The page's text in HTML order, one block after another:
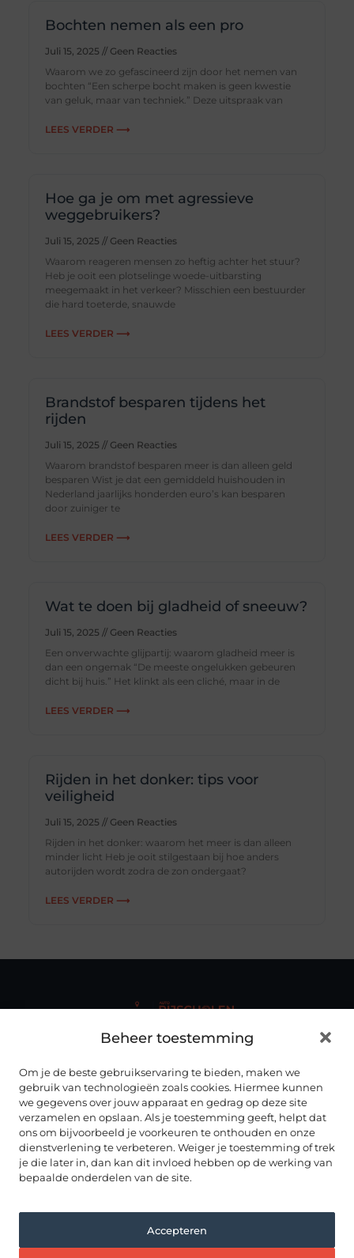
Beheer toestemming
Om je de beste gebruikservaring te bieden, maken we
gebruik van technologieën zoals cookies. Hiermee kunnen
we gegevens over jouw apparaat en gedrag op deze site
verzamelen en opslaan. Als je toestemming geeft, helpt dat
ons om bijvoorbeeld je voorkeuren te onthouden en onze
dienstverlening te verbeteren. Weiger je toestemming of trek
je die later in, dan kan dit invloed hebben op de werking van
bepaalde onderdelen van de site.
Accepteren
Bochten nemen als een pro
Juli 15, 2025
Geen Reacties
Waarom we zo gefascineerd zijn door het nemen van
bochten “Een scherpe bocht maken is geen kwestie
van geluk, maar van techniek.” Deze uitspraak van
LEES VERDER ⟶
Hoe ga je om met agressieve
weggebruikers?
Juli 15, 2025
Geen Reacties
Waarom reageren mensen zo heftig achter het stuur?
Heb je ooit een plotselinge woede-uitbarsting
meegemaakt in het verkeer? Misschien een bestuurder
die hard toeterde, snauwde
LEES VERDER ⟶
Brandstof besparen tijdens het
rijden
Juli 15, 2025
Geen Reacties
Waarom brandstof besparen meer is dan alleen geld
besparen Wist je dat een gemiddeld huishouden in
Nederland jaarlijks honderden euro’s kan besparen
door zuiniger te
LEES VERDER ⟶
Wat te doen bij gladheid of sneeuw?
Juli 15, 2025
Geen Reacties
Een onverwachte glijpartij: waarom gladheid meer is
dan een ongemak “De meeste ongelukken gebeuren
dicht bij huis.” Het klinkt als een cliché, maar in de
LEES VERDER ⟶
Rijden in het donker: tips voor
veiligheid
Juli 15, 2025
Geen Reacties
Rijden in het donker: waarom het meer is dan alleen
minder licht Heb je ooit stilgestaan bij hoe anders
autorijden wordt zodra de zon ondergaat?
LEES VERDER ⟶
Autorijscholenhub.nl biedt duidelijke en up-to-date
rijinstructeur – overzichtelijk gebundeld op één centrale
plek.
ONZE INFORMATIE
ALLES OVER AUTORIJDEN
RIJSCHOLEN IN NEDERLAND
Drenthe
Friesland
Noord Brabant
Utrecht